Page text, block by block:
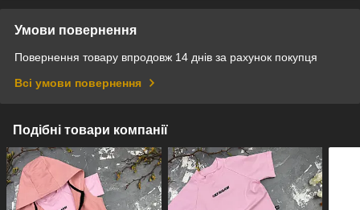
Умови повернення
Повернення товару впродовж 14 днів за рахунок покупця
Всі умови повернення
Подібні товари компанії